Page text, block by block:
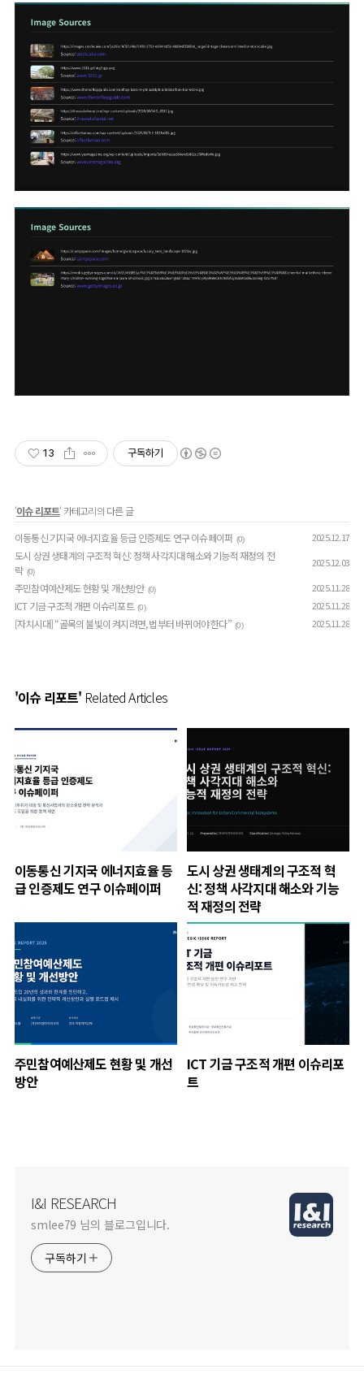
13 구독하기
'이슈 리포트' 카테고리의 다른 글
이동통신 기지국 에너지효율 등급 인증제도 연구 이슈페이퍼 (0) 2025.12.17
도시 상권 생태계의 구조적 혁신: 정책 사각지대 해소와 기능적 재정의 전
략 (0)
2025.12.03
주민참여예산제도 현황 및 개선방안 (0) 2025.11.28
ICT 기금 구조적 개편 이슈리포트 (0) 2025.11.28
[자치시대] “골목의 불빛이 켜지려면, 법부터 바뀌어야 한다” (0) 2025.11.28
'이슈 리포트' Related Articles
이동통신 기지국 에너지효율 등
급 인증제도 연구 이슈페이퍼
도시 상권 생태계의 구조적 혁
신: 정책 사각지대 해소와 기능
적 재정의 전략
주민참여예산제도 현황 및 개선
방안
ICT 기금 구조적 개편 이슈리포
트
I&I RESEARCH
smlee79 님의 블로그입니다.
구독하기